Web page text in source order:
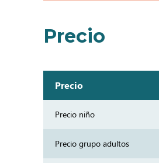
Precio
Precio
Precio niño
Precio grupo adultos